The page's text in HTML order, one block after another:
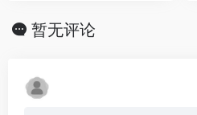
暂无评论